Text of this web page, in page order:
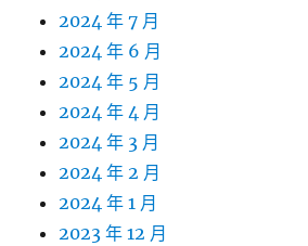
2024 年 7 月
2024 年 6 月
2024 年 5 月
2024 年 4 月
2024 年 3 月
2024 年 2 月
2024 年 1 月
2023 年 12 月